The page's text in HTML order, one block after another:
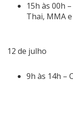
15h às 00h
Thai, MMA
12 de julho
9h às 14h –